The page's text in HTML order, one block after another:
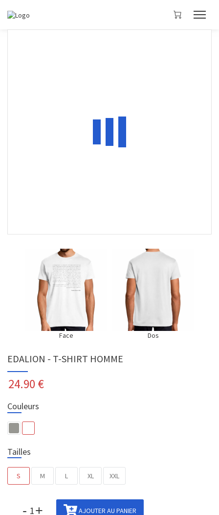
Face Dos
EDALION - T-SHIRT HOMME
24.90 €
Couleurs
Tailles
S M L XL XXL
- + AJOUTER AU PANIER